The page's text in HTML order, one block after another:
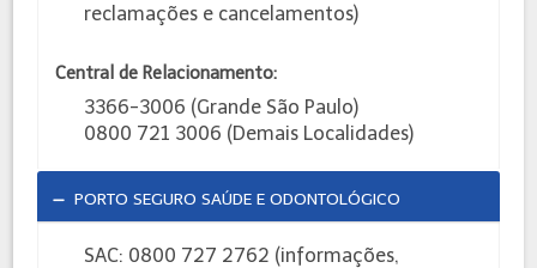
reclamações e cancelamentos)
Central de Relacionamento:
3366-3006 (Grande São Paulo)
0800 721 3006 (Demais Localidades)
PORTO SEGURO SAÚDE E ODONTOLÓGICO
SAC: 0800 727 2762 (informações,